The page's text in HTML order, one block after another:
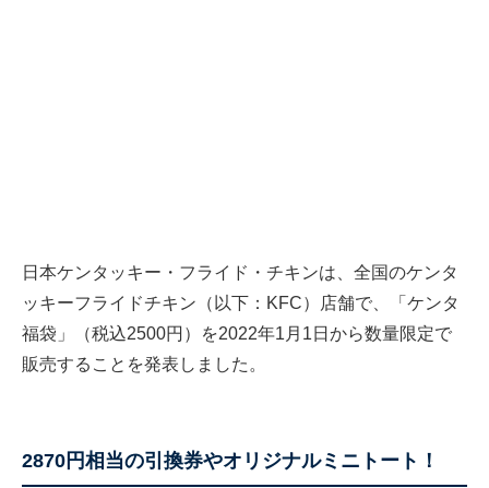
日本ケンタッキー・フライド・チキンは、全国のケンタ
ッキーフライドチキン（以下：KFC）店舗で、「ケンタ
福袋」（税込2500円）を2022年1月1日から数量限定で
販売することを発表しました。
2870円相当の引換券やオリジナルミニトート！